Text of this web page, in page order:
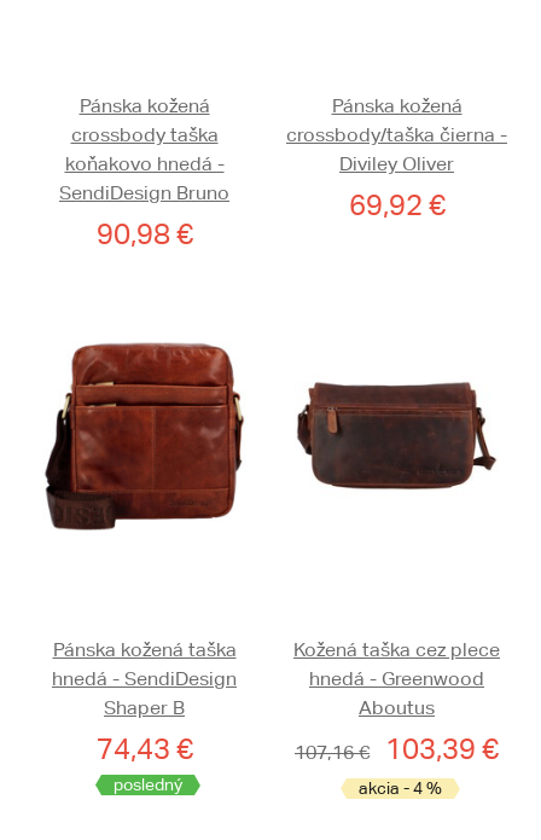
Pánska kožená
crossbody taška
koňakovo hnedá -
SendiDesign Bruno
90,98 €
Pánska kožená
crossbody/taška čierna -
Diviley Oliver
69,92 €
Pánska kožená taška
hnedá - SendiDesign
Shaper B
74,43 €
posledný
Kožená taška cez plece
hnedá - Greenwood
Aboutus
107,16 €
103,39 €
akcia - 4 %